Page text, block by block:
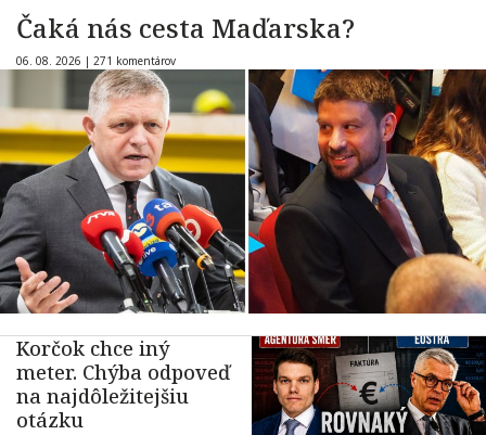
Čaká nás cesta Maďarska?
06. 08. 2026 | 271 komentárov
Korčok chce iný
meter. Chýba odpoveď
na najdôležitejšiu
otázku